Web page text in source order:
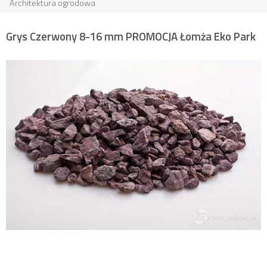
Architektura ogrodowa
Grys Czerwony 8-16 mm PROMOCJA Łomża Eko Park